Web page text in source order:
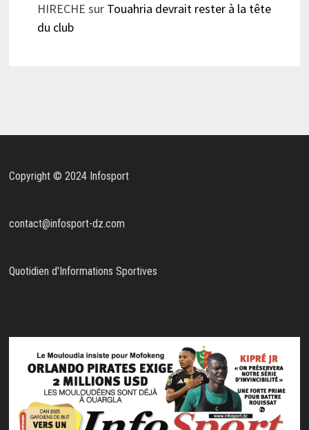
HIRECHE sur Touahria devrait rester à la tête
du club
Copyright © 2024 Infosport
contact@infosport-dz.com
Quotidien d'Informations Sportives